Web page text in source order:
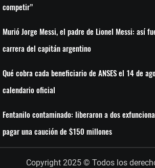
competir”
Murió Jorge Messi, el padre de Lionel Messi: así
carrera del capitán argentino
Qué cobra cada beneficiario de ANSES el 14 de
calendario oficial
Fentanilo contaminado: liberaron a dos
pagar una caución de $150 millones
Copyright 2025 © Todos los